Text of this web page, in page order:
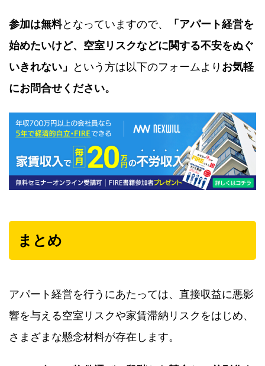
参加は無料となっていますので、
「アパート経営を
始めたいけど、空室リスクなどに関する不安をぬぐ
いきれない」
という方は以下のフォームより お気軽
にお問合せください。
まとめ
アパート経営を行うにあたっては、直接収益に悪影
響を与える空室リスクや家賃滞納リスクをはじめ、
さまざまな懸念材料が存在します。